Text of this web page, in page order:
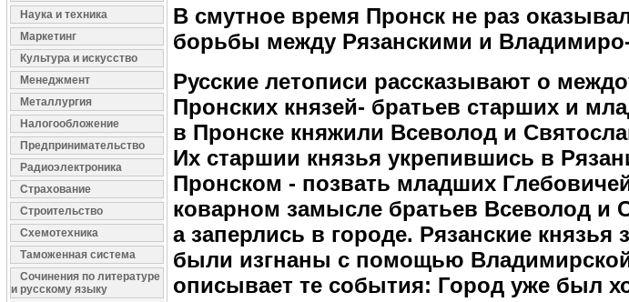
Наука и техника
Маркетинг
Культура и искусство
Менеджмент
Металлургия
Налогообложение
Предпринимательство
Радиоэлектроника
Страхование
Строительство
Схемотехника
Таможенная система
Сочинения по литературе
и русскому языку
В смутное время Пронск не раз
борьбы между Рязанскими и
Русские летописи рассказывают о
Пронских князей- братьев старших и
в Пронске княжили Всеволод и
Их старшии князья укрепившись в
Пронском - позвать младших
коварном замысле братьев Всеволод и
а заперлись в городе. Рязанские князья
были изгнаны с помощью
описывает те события: Город уже был